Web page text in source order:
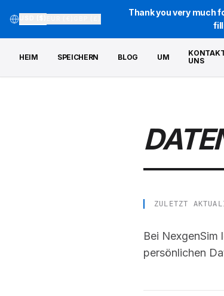
Thank you very much
HEIM SPEICHERN BLOG UM
UNS
ZULETZT
Bei
persönlichen